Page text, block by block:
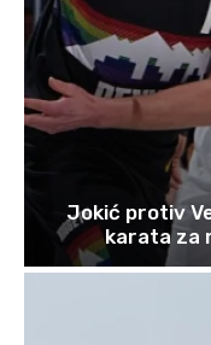
Jokić protiv
karata za